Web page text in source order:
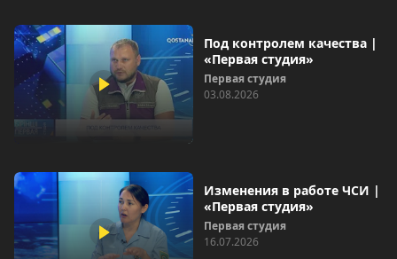
Под контролем качества |
«Первая студия»
Первая студия
03.08.2026
Изменения в работе ЧСИ |
«Первая студия»
Первая студия
16.07.2026